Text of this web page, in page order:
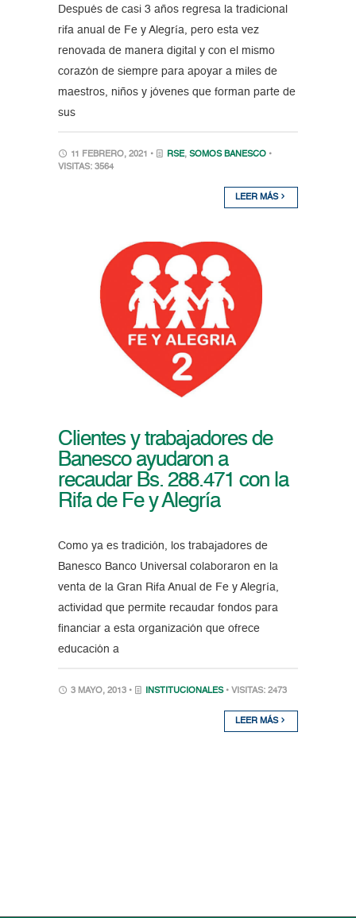
Después de casi 3 años regresa la tradicional
rifa anual de Fe y Alegría, pero esta vez
renovada de manera digital y con el mismo
corazón de siempre para apoyar a miles de
maestros, niños y jóvenes que forman parte de
sus
11 FEBRERO, 2021 • RSE, SOMOS BANESCO •
VISITAS: 3564
LEER MÁS
Clientes y trabajadores de
Banesco ayudaron a
recaudar Bs. 288.471 con la
Rifa de Fe y Alegría
Como ya es tradición, los trabajadores de
Banesco Banco Universal colaboraron en la
venta de la Gran Rifa Anual de Fe y Alegría,
actividad que permite recaudar fondos para
financiar a esta organización que ofrece
educación a
3 MAYO, 2013 • INSTITUCIONALES • VISITAS: 2473
LEER MÁS